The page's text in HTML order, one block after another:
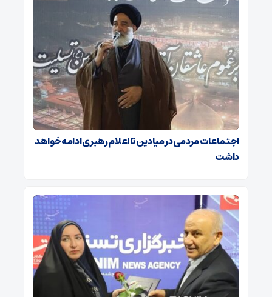
اجتماعات مردمی در میادین تا اعلام رهبری ادامه خواهد
داشت